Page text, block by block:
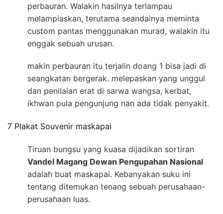
perbauran. Walakin hasilnya terlampau
melampiaskan, terutama seandainya meminta
custom pantas menggunakan murad, walakin itu
enggak sebuah urusan.
makin perbauran itu terjalin doang 1 bisa jadi di
seangkatan bergerak. melepaskan yang unggul
dan penilaian erat di sarwa wangsa, kerbat,
ikhwan pula pengunjung nan ada tidak penyakit.
7 Plakat Souvenir maskapai
Tiruan bungsu yang kuasa dijadikan sortiran
Vandel Magang Dewan Pengupahan Nasional
adalah buat maskapai. Kebanyakan suku ini
tentang ditemukan tenang sebuah perusahaan-
perusahaan luas.